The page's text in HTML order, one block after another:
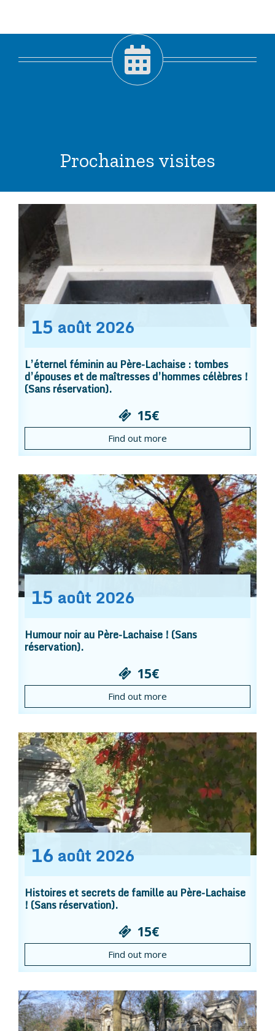
Prochaines visites
15 août 2026
L’éternel féminin au Père-Lachaise : tombes
d’épouses et de maîtresses d’hommes célèbres !
(Sans réservation).
15€
Find out more
15 août 2026
Humour noir au Père-Lachaise ! (Sans
réservation).
15€
Find out more
16 août 2026
Histoires et secrets de famille au Père-Lachaise
! (Sans réservation).
15€
Find out more